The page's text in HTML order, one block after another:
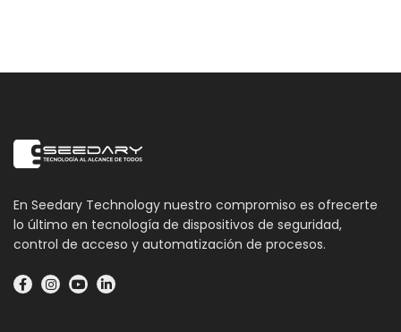
En Seedary Technology nuestro compromiso es ofrecerte
lo último en tecnología de dispositivos de seguridad,
control de acceso y automatización de procesos.